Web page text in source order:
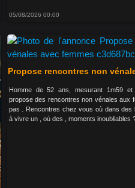
05/08/2026 00:00
Propose rencontres non
Homme de 52 ans, mesurant 1m59
propose des rencontres non vénales aux
pas . Rencontres chez vous où dans des
à vivre un , où des , moments inoubliables